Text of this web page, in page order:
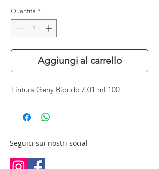
Quantità *
Aggiungi al carrello
Tintura Geny Biondo 7.01 ml 100
Seguici sui nostri social